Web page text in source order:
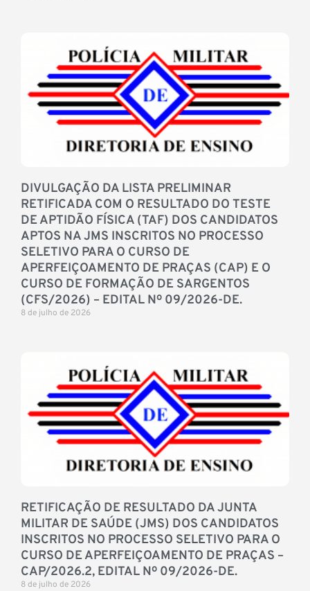
DIVULGAÇÃO DA LISTA PRELIMINAR
RETIFICADA COM O RESULTADO DO TESTE
DE APTIDÃO FÍSICA (TAF) DOS CANDIDATOS
APTOS NA JMS INSCRITOS NO PROCESSO
SELETIVO PARA O CURSO DE
APERFEIÇOAMENTO DE PRAÇAS (CAP) E O
CURSO DE FORMAÇÃO DE SARGENTOS
(CFS/2026) – EDITAL Nº 09/2026-DE.
8 de julho de 2026
RETIFICAÇÃO DE RESULTADO DA JUNTA
MILITAR DE SAÚDE (JMS) DOS CANDIDATOS
INSCRITOS NO PROCESSO SELETIVO PARA O
CURSO DE APERFEIÇOAMENTO DE PRAÇAS –
CAP/2026.2, EDITAL Nº 09/2026-DE.
8 de julho de 2026